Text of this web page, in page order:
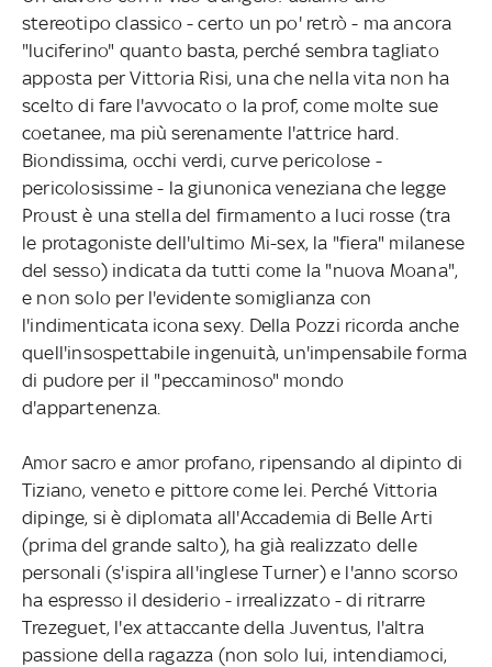
stereotipo classico - certo un po' retrò - ma ancora
"luciferino" quanto basta, perché sembra tagliato
apposta per Vittoria Risi, una che nella vita non ha
scelto di fare l'avvocato o la prof, come molte sue
coetanee, ma più serenamente l'attrice hard.
Biondissima, occhi verdi, curve pericolose -
pericolosissime - la giunonica veneziana che legge
Proust è una stella del firmamento a luci rosse (tra
le protagoniste dell'ultimo Mi-sex, la "fiera" milanese
del sesso) indicata da tutti come la "nuova Moana",
e non solo per l'evidente somiglianza con
l'indimenticata icona sexy. Della Pozzi ricorda anche
quell'insospettabile ingenuità, un'impensabile forma
di pudore per il "peccaminoso" mondo
d'appartenenza.
Amor sacro e amor profano, ripensando al dipinto di
Tiziano, veneto e pittore come lei. Perché Vittoria
dipinge, si è diplomata all'Accademia di Belle Arti
(prima del grande salto), ha già realizzato delle
personali (s'ispira all'inglese Turner) e l'anno scorso
ha espresso il desiderio - irrealizzato - di ritrarre
Trezeguet, l'ex attaccante della Juventus, l'altra
passione della ragazza (non solo lui, intendiamoci,